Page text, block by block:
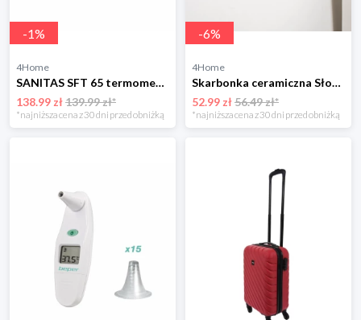
-1%
4Home
SANITAS SFT 65 termometr wielofunkcyjny 6w1 Sanitas
138.99 zł139.99 zł*
*najniższa cena z 30 dni przed obniżką
-6%
4Home
Skarbonka ceramiczna Słoń 4-Home
52.99 zł56.49 zł*
*najniższa cena z 30 dni przed obniżką